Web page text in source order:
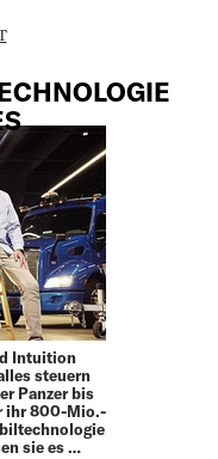
Intuition
steuern
Panzer bis
ihr 800-Mio.-
sie es …